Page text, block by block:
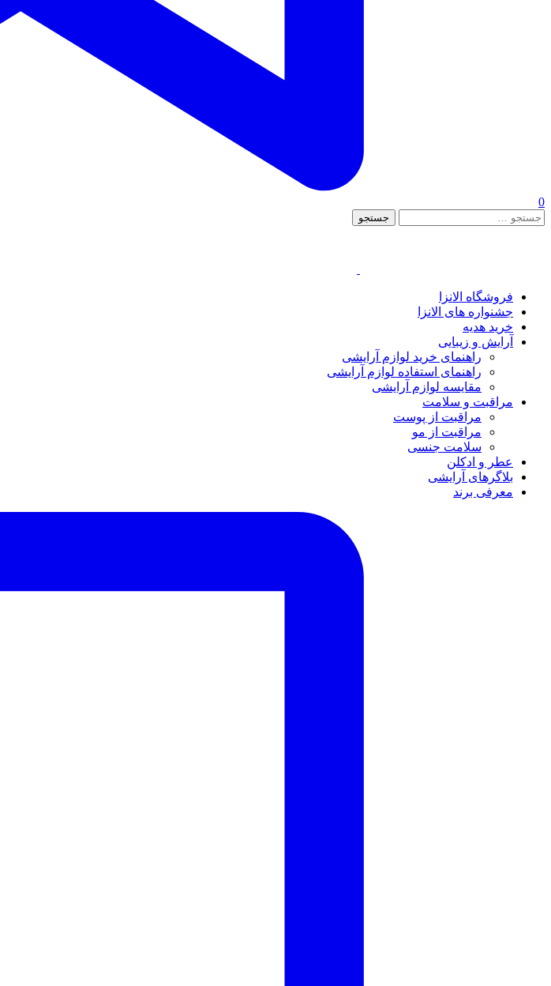
0
جستجو
فروشگاه الانزا
جشنواره های الانزا
خرید هدیه
آرایش و زیبایی
راهنمای خرید لوازم آرایشی
راهنمای استفاده لوازم آرایشی
مقایسه لوازم آرایشی
مراقبت و سلامت
مراقبت از پوست
مراقبت از مو
سلامت جنسی
عطر و ادکلن
بلاگرهای آرایشی
معرفی برند